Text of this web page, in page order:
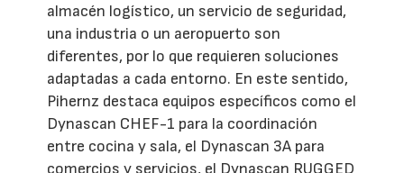
almacén logístico, un servicio de seguridad,
una industria o un aeropuerto son
diferentes, por lo que requieren soluciones
adaptadas a cada entorno. En este sentido,
Pihernz destaca equipos específicos como el
Dynascan CHEF-1 para la coordinación
entre cocina y sala, el Dynascan 3A para